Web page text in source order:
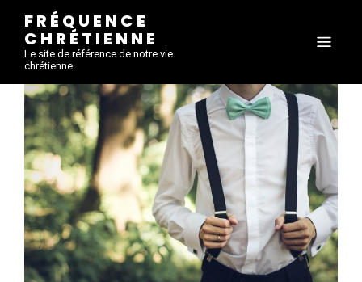
FRÉQUENCE
CHRÉTIENNE
Le site de référence de notre vie
chrétienne